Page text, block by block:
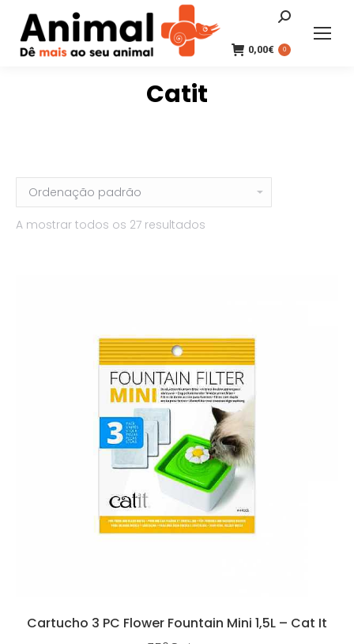
Search:
0,00€ 0
Catit
A mostrar todos os 27 resultados
Cartucho 3 PC Flower Fountain Mini 1,5L – Cat It